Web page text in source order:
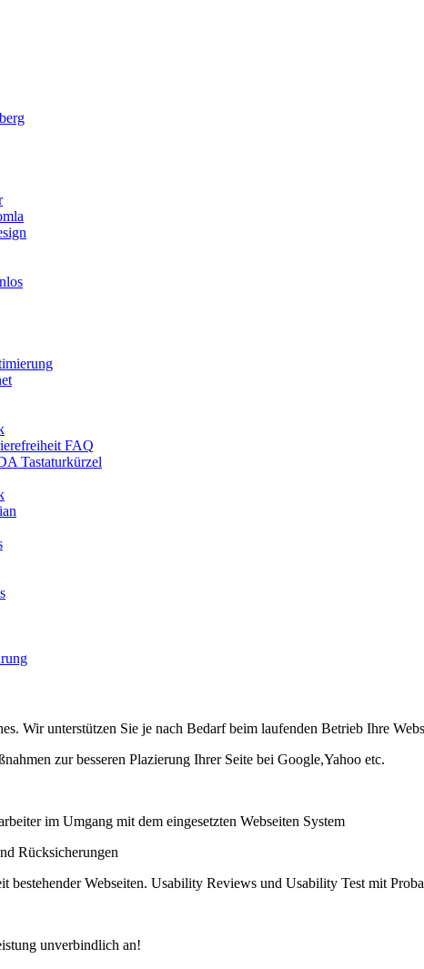
FAQ
Tastaturkürzel
Wir unterstützen Sie je nach Bedarf beim laufenden Betrieb Ihre
zur besseren Plazierung Ihrer Seite bei Google,Yahoo etc.
im Umgang mit dem eingesetzten Webseiten System
Rücksicherungen
bestehender Webseiten. Usability Reviews und Usability Test mit
unverbindlich an!